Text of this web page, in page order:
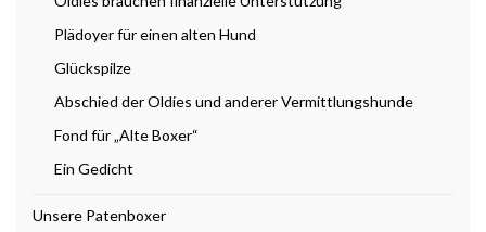
Plädoyer für einen alten Hund
Glückspilze
Abschied der Oldies und anderer Vermittlungshunde
Fond für „Alte Boxer“
Ein Gedicht
Unsere Patenboxer